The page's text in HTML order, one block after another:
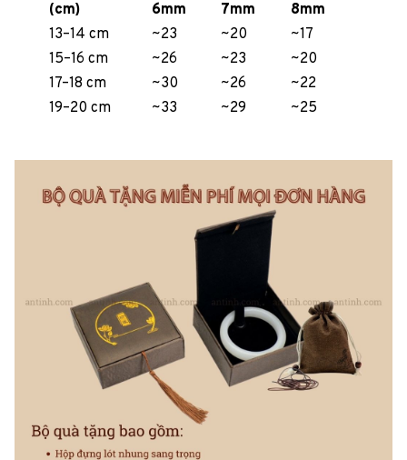
(cm)
6mm
7mm
8mm
13–14 cm
~23 ~20
~17
15–16 cm
~26 ~23
~20
17–18 cm
~30 ~26
~22
19–20 cm
~33 ~29 ~25